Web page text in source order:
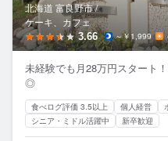
北海道 富良野市 /
ケーキ、カフェ
3.66 ～￥1,999
未経験でも月28万円スタート
◎
食べログ評価 3.5以上 個人経営
シニア・ミドル活躍中
新卒歓迎